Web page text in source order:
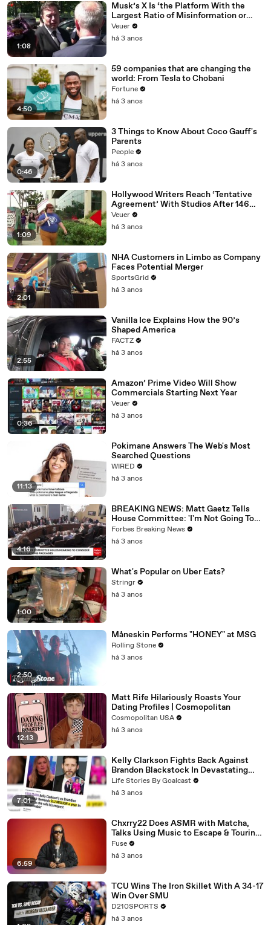
1:08
Musk’s X Is ‘the Platform With the
Largest Ratio of Misinformation or
Disinformation’ Amongst All Social
Media Platforms
Veuer
há 3 anos
4:50
59 companies that are changing the
world: From Tesla to Chobani
Fortune
há 3 anos
0:46
3 Things to Know About Coco Gauff's
Parents
People
há 3 anos
1:09
Hollywood Writers Reach ‘Tentative
Agreement’ With Studios After 146
Day Strike
Veuer
há 3 anos
2:01
NHA Customers in Limbo as Company
Faces Potential Merger
SportsGrid
há 3 anos
2:55
Vanilla Ice Explains How the 90’s
Shaped America
FACTZ
há 3 anos
0:36
Amazon’ Prime Video Will Show
Commercials Starting Next Year
Veuer
há 3 anos
11:13
Pokimane Answers The Web's Most
Searched Questions
WIRED
há 3 anos
4:16
BREAKING NEWS: Matt Gaetz Tells
House Committee: 'I'm Not Going To
Vote For A Continuing Resolution'
Forbes Breaking News
há 3 anos
1:00
What's Popular on Uber Eats?
Stringr
há 3 anos
2:50
Måneskin Performs "HONEY" at MSG
Rolling Stone
há 3 anos
12:13
Matt Rife Hilariously Roasts Your
Dating Profiles | Cosmopolitan
Cosmopolitan USA
há 3 anos
7:01
Kelly Clarkson Fights Back Against
Brandon Blackstock In Devastating
Divorce Battle
Life Stories By Goalcast
há 3 anos
6:59
Chxrry22 Does ASMR with Matcha,
Talks Using Music to Escape & Touring
with The Weeknd
Fuse
há 3 anos
TCU Wins The Iron Skillet With A 34-17
Win Over SMU
D210SPORTS
há 3 anos